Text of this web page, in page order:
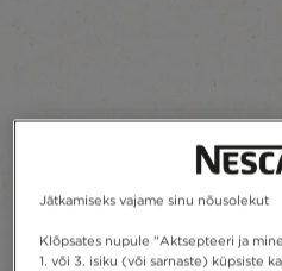
Jätkamiseks vajame sinu nõusolekut
Klõpsates nupule "Aktsepteeri ja
1. või 3. isiku (või sarnaste) küpsiste